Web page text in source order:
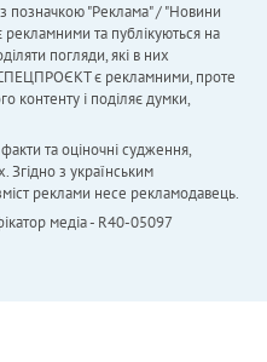
з позначкою "Реклама" / "Новини
та публікуються на
погляди, які в них
є рекламними, проте
контенту і поділяє думки,
та оціночні судження,
з українським
реклами несе рекламодавець.
медіа - R40-05097